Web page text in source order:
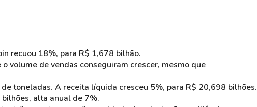
recuou 18%, para R$ 1,678 bilhão.
volume de vendas conseguiram crescer, mesmo que
toneladas. A receita líquida cresceu 5%, para R$ 20,698 bilhões.
alta anual de 7%.